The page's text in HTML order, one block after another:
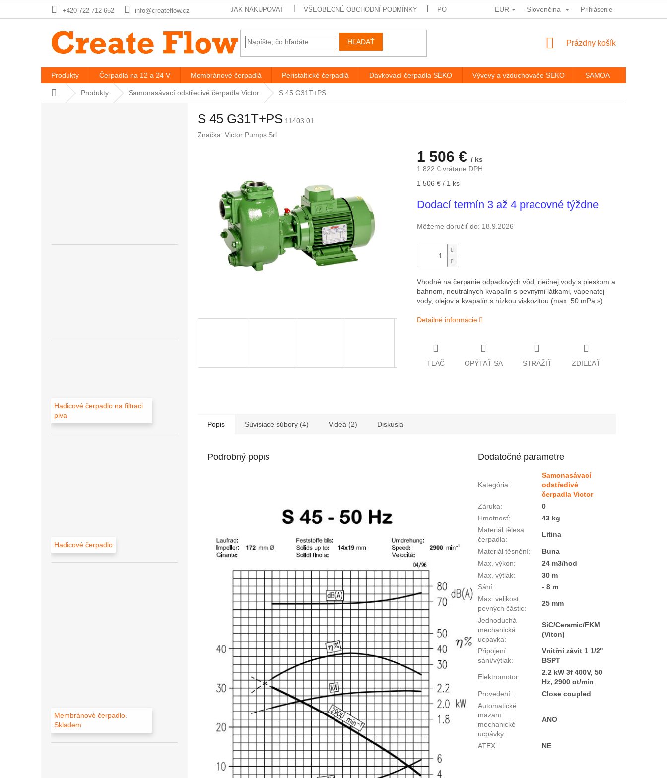
+420 722 712 652 info@createflow.cz JAK NAKUPOVAT VŠEOBECNÉ OBCHODNÍ PODMÍNKY PODMÍNKY OCHRANY OSOBNÍCH ÚDAJŮ HODNOTENIE OBCHODU
EUR Slovenčina Prihlásenie
HĽADAŤ
NÁKUPNÝ
Prázdny košík
Produkty Čerpadlá na 12 a 24 V Membránové čerpadlá Peristaltické čerpadlá Dávkovací čerpadla SEKO Vývevy a vzduchovače SEKO SAMOA
DomovProdukty Samonasávací odstředivé čerpadla Victor S 45 G31T+PS
Hadicové čerpadlo na filtraci
piva
Hadicové čerpadlo
Membránové čerpadlo.
Skladem
S 45 G31T+PS 11403.01
Značka: Victor Pumps Srl
1 506 € / ks
1 822 € vrátane DPH
Jednotková
1 506 € / 1 ks
Dodací termín 3 až 4 pracovné týždne
Môžeme doručiť do: 18.9.2026
Vhodné na čerpanie odpadových vôd, riečnej vody s pieskom a
bahnom, neutrálnych kvapalín s pevnými látkami, vápenatej
vody, olejov a kvapalín s nízkou viskozitou (max. 50 mPa.s)
Detailné informácie
TLAČ OPÝTAŤ SA STRÁŽIŤ ZDIEĽAŤ
Popis Súvisiace súbory (4) Videá (2) Diskusia
Podrobný popis Dodatočné parametre
Kategória:
Samonasávací
odstředivé
čerpadla Victor
Záruka:
0
Hmotnosť:
43 kg
Materiál tělesa
čerpadla:
Litina
Materiál těsnění:
Buna
Max. výkon:
24 m3/hod
Max. výtlak:
30 m
Sání:
- 8 m
Max. velikost
pevných částic:
25 mm
Jednoduchá
mechanická
ucpávka:
SiC/Ceramic/FKM
(Viton)
Připojení
sání/výtlak:
Vnitřní závit 1 1/2"
BSPT
Elektromotor:
2.2 kW 3f 400V, 50
Hz, 2900 ot/min
Provedení :
Close coupled
Automatické
mazání
mechanické
ucpávky:
ANO
ATEX: NE